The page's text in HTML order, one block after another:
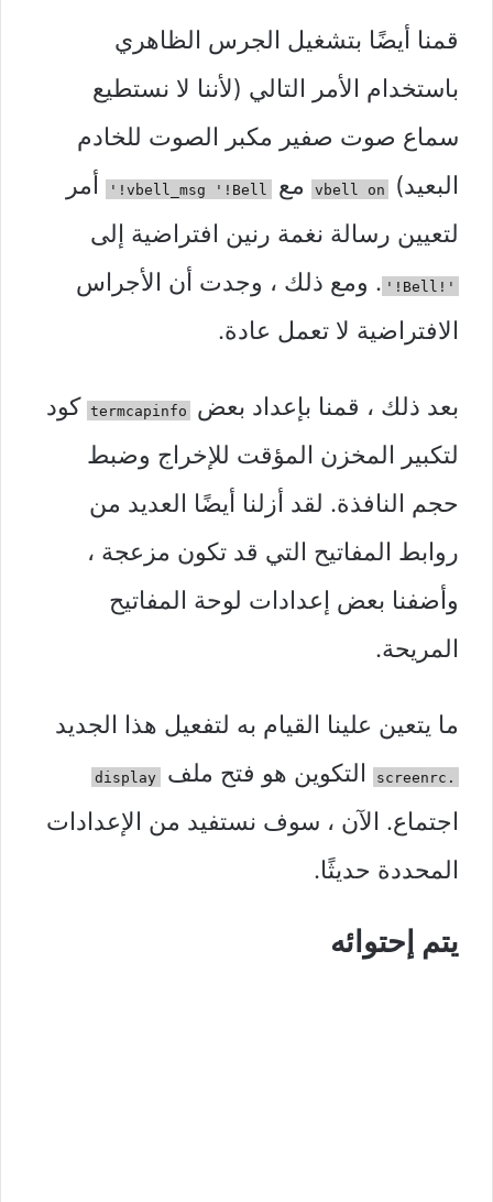
قمنا أيضًا بتشغيل الجرس الظاهري
باستخدام الأمر التالي (لأننا لا نستطيع
سماع صوت صفير مكبر الصوت للخادم
البعيد)
vbell on مع vbell_msg '!Bell!'
أمر
لتعيين رسالة نغمة رنين افتراضية إلى
'!Bell!'
. ومع ذلك ، وجدت أن الأجراس
الافتراضية لا تعمل عادة.
بعد ذلك ، قمنا بإعداد بعض termcapinfo كود
لتكبير المخزن المؤقت للإخراج وضبط
حجم النافذة. لقد أزلنا أيضًا العديد من
روابط المفاتيح التي قد تكون مزعجة ،
وأضفنا بعض إعدادات لوحة المفاتيح
المريحة.
ما يتعين علينا القيام به لتفعيل هذا الجديد
.screenrc التكوين هو فتح ملف display
اجتماع. الآن ، سوف نستفيد من الإعدادات
المحددة حديثًا.
يتم إحتوائه